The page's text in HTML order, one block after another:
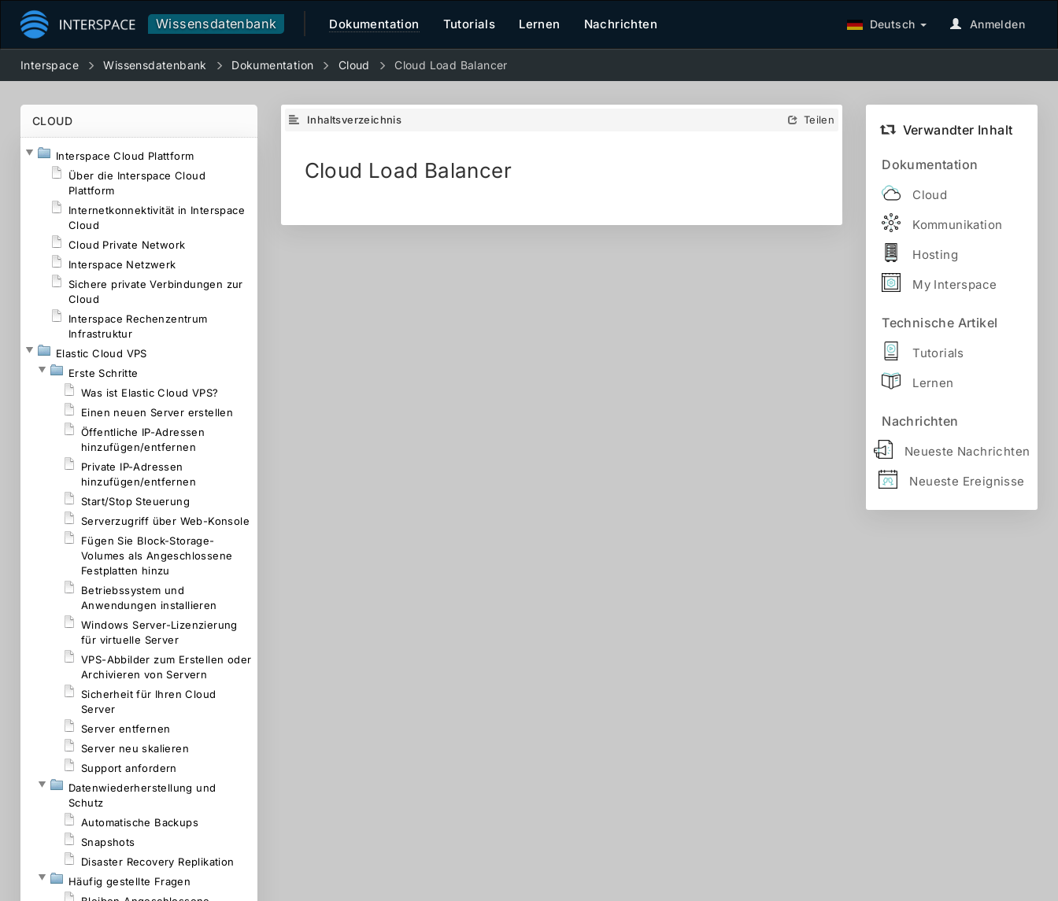
Wissensdatenbank Dokumentation Tutorials Lernen Nachrichten Deutsch Anmelden
Interspace Wissensdatenbank Dokumentation Cloud Cloud Load Balancer
CLOUD
Interspace Cloud Plattform
Über die Interspace Cloud
Plattform
Internetkonnektivität in Interspace
Cloud
Cloud Private Network
Interspace Netzwerk
Sichere private Verbindungen zur
Cloud
Interspace Rechenzentrum
Infrastruktur
Elastic Cloud VPS
Erste Schritte
Was ist Elastic Cloud VPS?
Einen neuen Server erstellen
Öffentliche IP-Adressen
hinzufügen/entfernen
Private IP-Adressen
hinzufügen/entfernen
Start/Stop Steuerung
Serverzugriff über Web-Konsole
Fügen Sie Block-Storage-
Volumes als Angeschlossene
Festplatten hinzu
Betriebssystem und
Anwendungen installieren
Windows Server-Lizenzierung
für virtuelle Server
VPS-Abbilder zum Erstellen oder
Archivieren von Servern
Sicherheit für Ihren Cloud
Server
Server entfernen
Server neu skalieren
Support anfordern
Datenwiederherstellung und
Schutz
Automatische Backups
Snapshots
Disaster Recovery Replikation
Häufig gestellte Fragen
Inhaltsverzeichnis Teilen
Cloud Load Balancer
Verwandter Inhalt
Dokumentation
Cloud
Kommunikation
Hosting
My Interspace
Technische Artikel
Tutorials
Lernen
Nachrichten
Neueste Nachrichten
Neueste Ereignisse